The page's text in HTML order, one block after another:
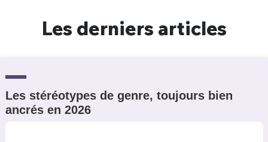
Les derniers articles
Les stéréotypes de genre, toujours bien
ancrés en 2026
Un Thread